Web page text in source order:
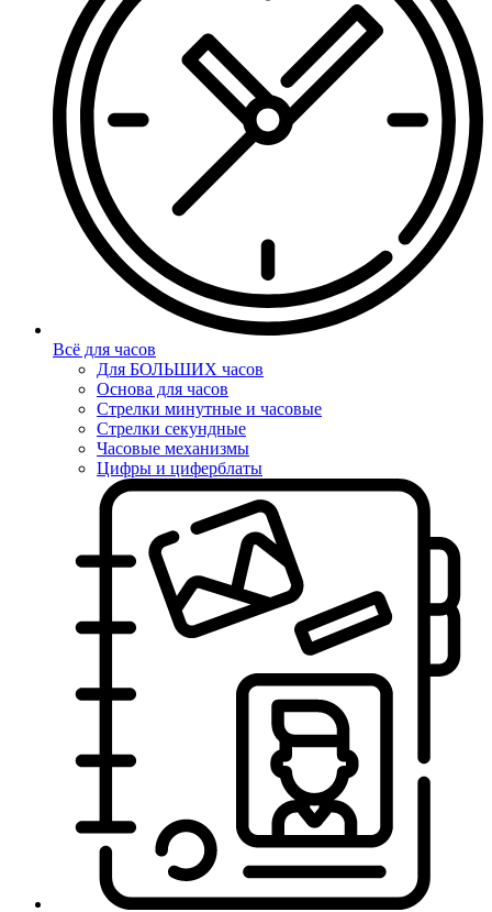
Всё для часов
Для БОЛЬШИХ часов
Основа для часов
Стрелки минутные и часовые
Стрелки секундные
Часовые механизмы
Цифры и циферблаты